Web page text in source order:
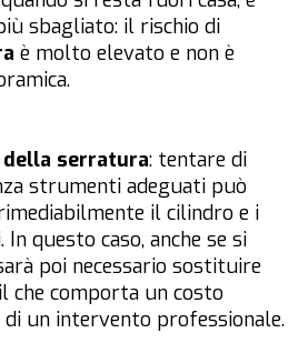
sbagliato: il rischio di
è molto elevato e non è
serratura: tentare di
strumenti adeguati può
il cilindro e i
questo caso, anche se si
poi necessario sostituire
che comporta un costo
un intervento professionale.